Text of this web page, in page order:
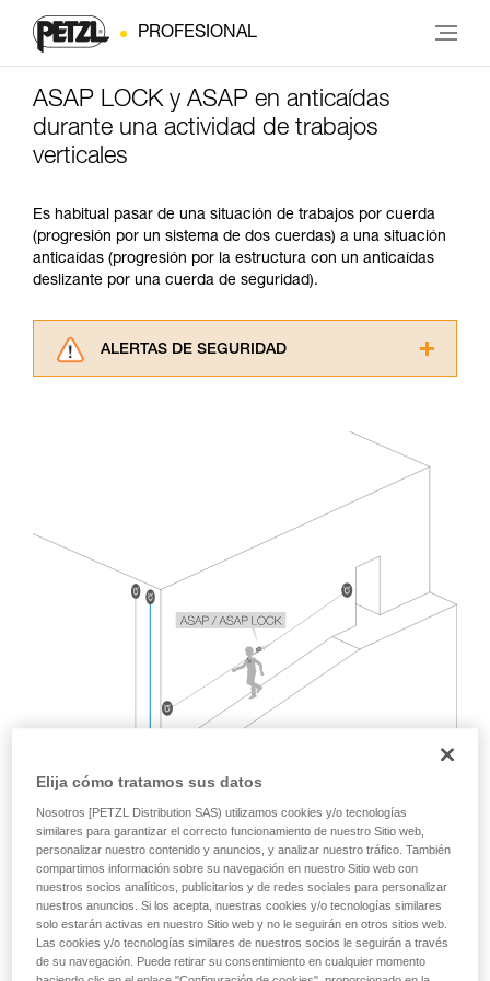
PROFESIONAL
ASAP LOCK y ASAP en anticaídas
durante una actividad de trabajos
verticales
Es habitual pasar de una situación de trabajos por cuerda
(progresión por un sistema de dos cuerdas) a una situación
anticaídas (progresión por la estructura con un anticaídas
deslizante por una cuerda de seguridad).
ALERTAS DE SEGURIDAD
consultarlo. Usted debe comprender la
información de la ficha técnica para poder
comprender este complemento informativo.
Dominar estas técnicas requiere una formación
y un entrenamiento específico. Confirme a
través de un profesional su capacidad para
ejecutar estas técnicas, solo y con total
seguridad, antes de ejecutarlas de forma
autónoma.
Damos ejemplos de técnicas relacionadas con
su actividad. Pueden existir otras que no
describimos aquí.
La norma EN 12841, que contempla las utilizaciones de
Elija cómo tratamos sus datos
Nosotros [PETZL Distribution SAS) utilizamos cookies y/o tecnologías
similares para garantizar el correcto funcionamiento de nuestro Sitio web,
personalizar nuestro contenido y anuncios, y analizar nuestro tráfico. También
compartimos información sobre su navegación en nuestro Sitio web con
nuestros socios analíticos, publicitarios y de redes sociales para personalizar
nuestros anuncios. Si los acepta, nuestras cookies y/o tecnologías similares
solo estarán activas en nuestro Sitio web y no le seguirán en otros sitios web.
Las cookies y/o tecnologías similares de nuestros socios le seguirán a través
de su navegación. Puede retirar su consentimiento en cualquier momento